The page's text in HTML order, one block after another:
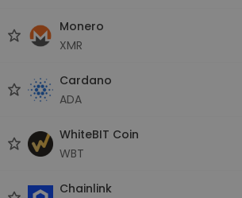
Monero
XMR
Cardano
ADA
WhiteBIT Coin
WBT
Chainlink